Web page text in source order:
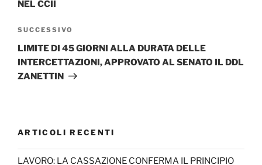
NEL CCII
Articolo
successivo
SUCCESSIVO
LIMITE DI 45 GIORNI ALLA DURATA DELLE
INTERCETTAZIONI, APPROVATO AL SENATO IL DDL
ZANETTIN
ARTICOLI RECENTI
LAVORO: LA CASSAZIONE CONFERMA IL PRINCIPIO